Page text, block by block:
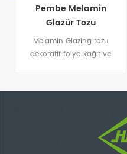
Pembe Melamin
Glazür Tozu
Melamin Glazing tozu
dekoratif folyo kağıt ve